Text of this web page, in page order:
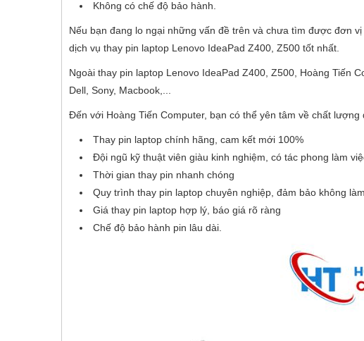
Không có chế độ bảo hành.
Nếu bạn đang lo ngại những vấn đề trên và chưa tìm được đơn
dịch vụ thay pin laptop Lenovo IdeaPad Z400, Z500 tốt nhất.
Ngoài thay pin laptop Lenovo IdeaPad Z400, Z500, Hoàng Tiến
Dell, Sony, Macbook,...
Đến với Hoàng Tiến Computer, bạn có thể yên tâm về chất
Thay pin laptop chính hãng, cam kết mới 100%
Đội ngũ kỹ thuật viên giàu kinh nghiệm, có tác phong làm
Thời gian thay pin nhanh chóng
Quy trình thay pin laptop chuyên nghiệp, đảm bảo không
Giá thay pin laptop hợp lý, báo giá rõ ràng
Chế độ bảo hành pin lâu dài.